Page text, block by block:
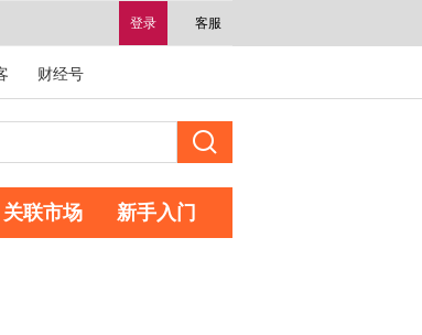
登录 客服
财经号
关联市场 新手入门